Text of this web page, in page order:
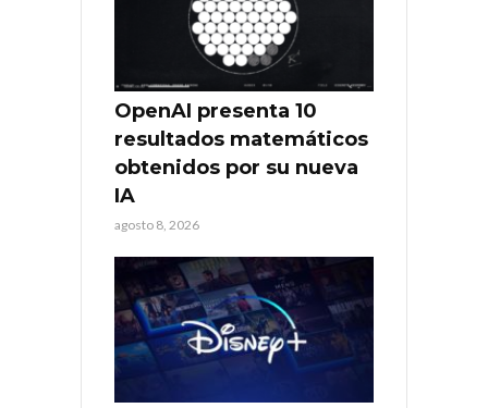
OpenAI presenta 10
resultados matemáticos
obtenidos por su nueva
IA
agosto 8, 2026